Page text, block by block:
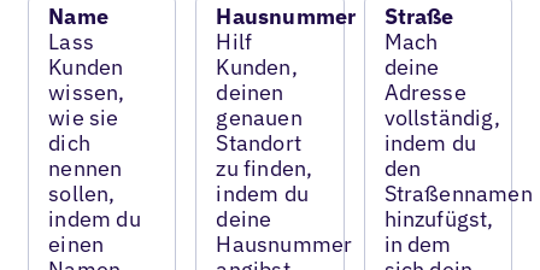
Name
Lass
Kunden
wissen,
wie sie
dich
nennen
sollen,
indem du
einen
Hausnummer
Hilf
Kunden,
deinen
genauen
Standort
zu finden,
indem du
deine
Hausnummer
Straße
Mach
deine
Adresse
vollständig,
indem du
den
Straßennamen
hinzufügst,
in dem